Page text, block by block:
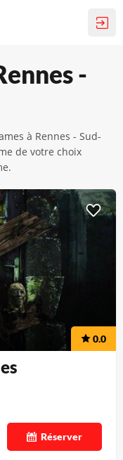
-
à Rennes - Sud-
de votre choix
0.0
Réserver